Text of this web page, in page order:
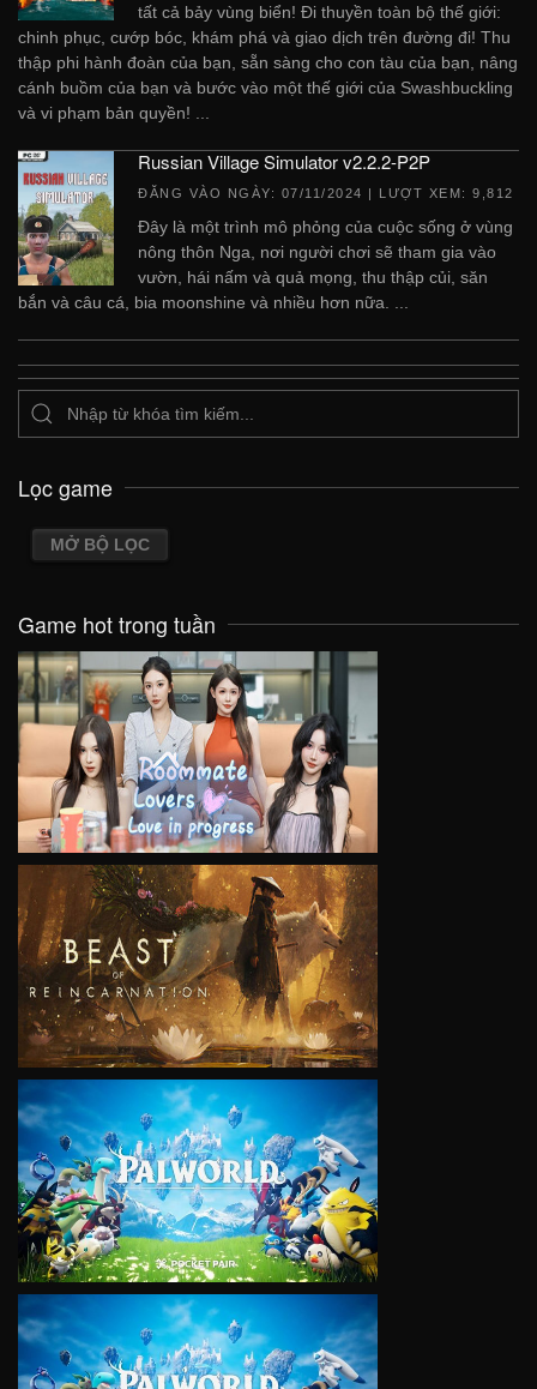
tất cả bảy vùng biển! Đi thuyền toàn bộ thế giới:
chinh phục, cướp bóc, khám phá và giao dịch trên đường đi! Thu
thập phi hành đoàn của bạn, sẵn sàng cho con tàu của bạn, nâng
cánh buồm của bạn và bước vào một thế giới của Swashbuckling
và vi phạm bản quyền! ...
Russian Village Simulator v2.2.2-P2P
ĐĂNG VÀO NGÀY: 07/11/2024 | LƯỢT XEM: 9,812
Đây là một trình mô phỏng của cuộc sống ở vùng
nông thôn Nga, nơi người chơi sẽ tham gia vào
vườn, hái nấm và quả mọng, thu thập củi, săn
bắn và câu cá, bia moonshine và nhiều hơn nữa. ...
Lọc game
MỞ BỘ LỌC
Game hot trong tuần
VIEW
VIEW
VIEW